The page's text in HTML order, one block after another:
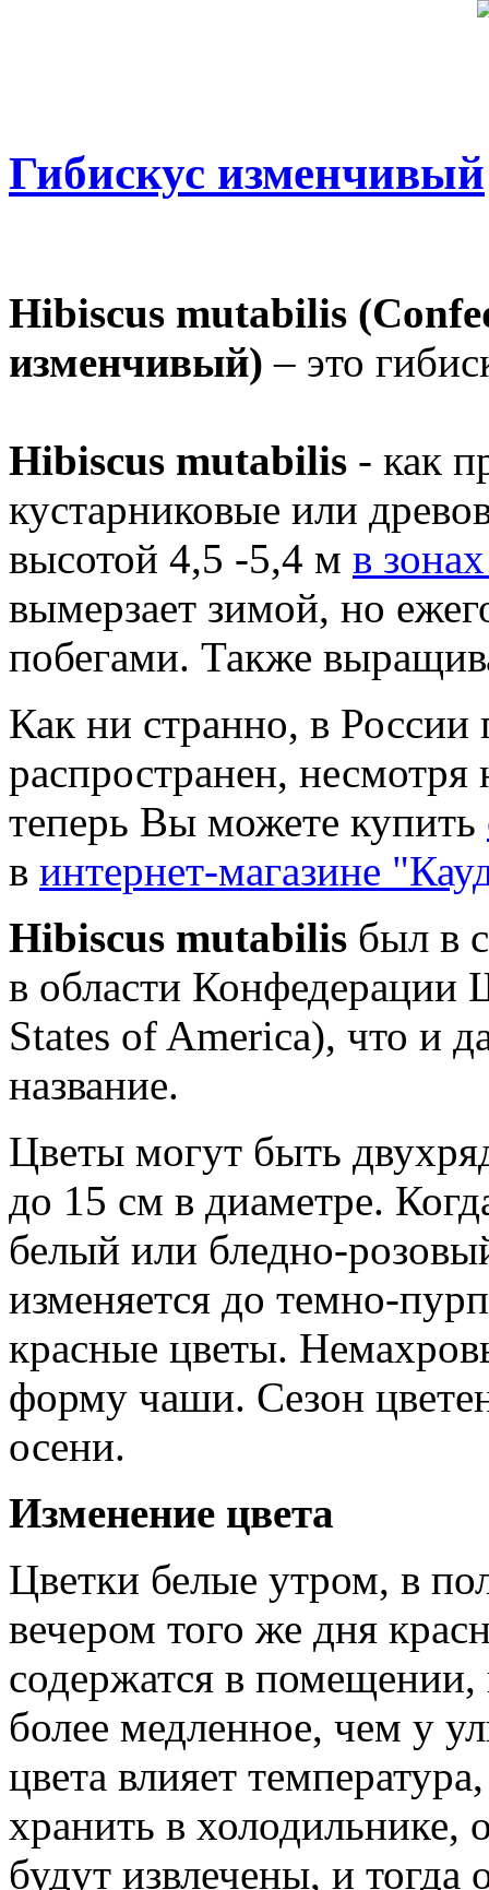
Гибискус изменчивый
Hibiscus mutabilis
изменчивый) – это
Hibiscus mutabilis - как
кустарниковые или
высотой 4,5 -5,4 м в
вымерзает зимой, но
побегами. Также
Как ни странно, в России
распространен,
теперь Вы можете купить
в интернет-магазине
Hibiscus mutabilis был в
в области Конфедерации
States of America), что и
название.
Цветы могут быть
до 15 см в диаметре.
белый или бледно-
изменяется до темно-
красные цветы.
форму чаши. Сезон
осени.
Изменение цвета
Цветки белые утром, в
вечером того же дня
содержатся в помещении,
более медленное, чем у
цвета влияет
хранить в холодильнике,
будут извлечены, и тогда